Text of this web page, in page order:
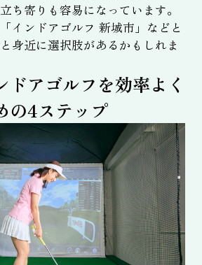
ち寄りも容易になっています。
インドアゴルフ 新城市」などと
身近に選択肢があるかもしれま
ドアゴルフを効率よく
の4ステップ